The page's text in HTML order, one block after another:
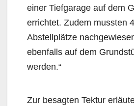
einer Tiefgarage auf dem
errichtet. Zudem mussten
Abstellplätze
ebenfalls auf dem
werden.“
Zur besagten Tektur